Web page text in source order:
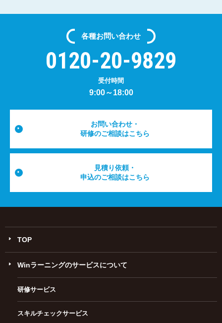
各種お問い合わせ
0120-20-9829
受付時間
9:00～18:00
お問い合わせ・
研修のご相談はこちら
見積り依頼・
申込のご相談はこちら
TOP
Winラーニングのサービスについて
研修サービス
スキルチェックサービス